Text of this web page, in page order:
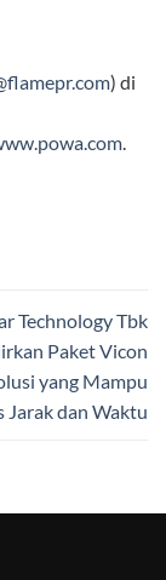
) di
Technology Tbk
Paket Vicon
yang Mampu
Jarak dan Waktu